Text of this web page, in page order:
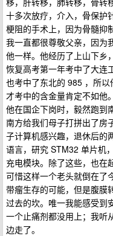
十多次放疗，介入，骨保护
梗阻的手术上，因为骨髓抑
我一直都很尊敬父亲，因为
他一样。他经历了上山下乡
恢复高考第一年考中了大连
也考中了东北的 985 ，所
才考中的含金量肯定不如他。
他在国企下岗时，毅然跑到
南方给我们母子打拼出了房
子计算机感兴趣，退休后的
语言，研究 STM32 单片机
充电模块。除了这些，也在
可惜这样一个老头就倒在了
带瘤生存的可能，但是腹膜
过去的坎。唯一我能感受到
一个止痛剂都没用上；我听
边走了。